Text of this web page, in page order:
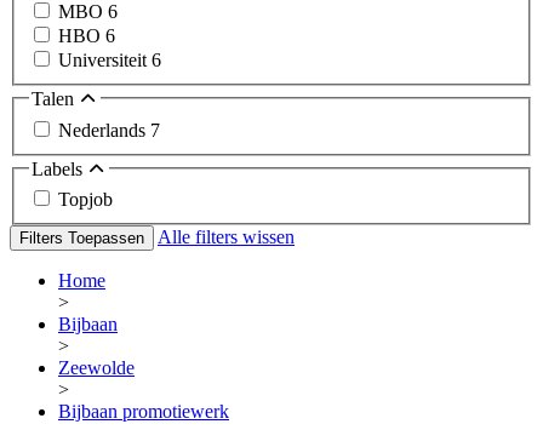
MBO 6
HBO 6
Universiteit 6
Talen
Nederlands 7
Labels
Topjob
Filters Toepassen Alle filters wissen
Home
>
Bijbaan
>
Zeewolde
>
Bijbaan promotiewerk